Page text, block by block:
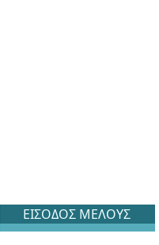
ΕΙΣΟΔΟΣ ΜΕΛΟΥΣ